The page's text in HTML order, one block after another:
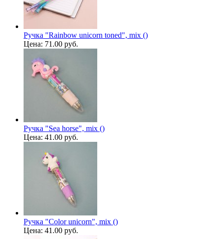
Ручка "Rainbow unicorn toned", mix ()
Цена: 71.00 руб.
Ручка "Sea ​​horse", mix ()
Цена: 41.00 руб.
Ручка "Color unicorn", mix ()
Цена: 41.00 руб.